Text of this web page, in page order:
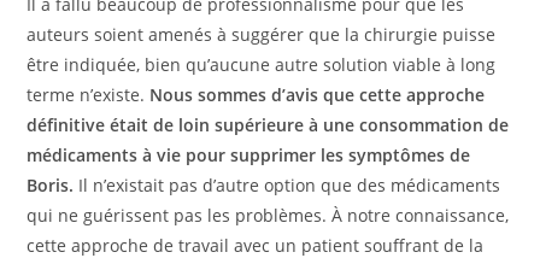
auteurs soient amenés à suggérer que la chirurgie puisse
être indiquée, bien qu’aucune autre solution viable à long
terme n’existe. Nous sommes d’avis que cette approche
définitive était de loin supérieure à une consommation de
médicaments à vie pour supprimer les symptômes de
Boris. Il n’existait pas d’autre option que des médicaments
qui ne guérissent pas les problèmes. À notre connaissance,
cette approche de travail avec un patient souffrant de la